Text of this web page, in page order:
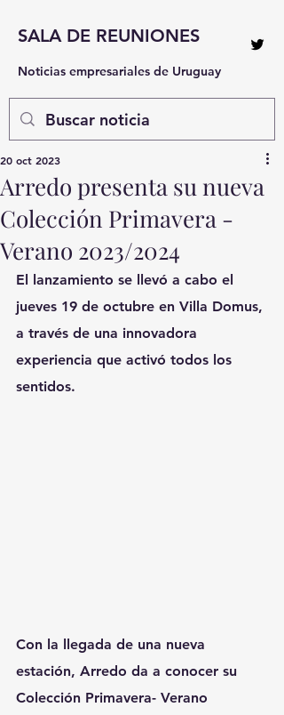
SALA DE REUNIONES
Noticias empresariales de Uruguay
Arredo presenta su nueva
Colección Primavera -
Verano 2023/2024
20 oct 2023
El lanzamiento se llevó a cabo el
jueves 19 de octubre en Villa Domus,
a través de una innovadora
experiencia que activó todos los
sentidos.
Con la llegada de una nueva
estación, Arredo da a conocer su
Colección Primavera- Verano